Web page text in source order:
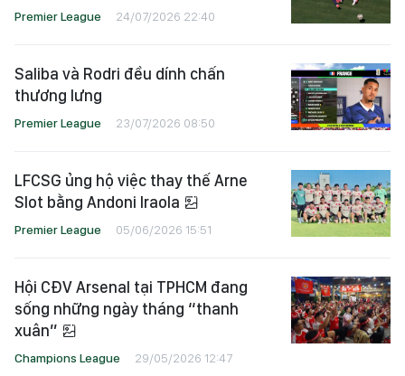
Premier League 24/07/2026 22:40
Saliba và Rodri đều dính chấn
thương lưng
Premier League 23/07/2026 08:50
LFCSG ủng hộ việc thay thế Arne
Slot bằng Andoni Iraola
Premier League 05/06/2026 15:51
Hội CĐV Arsenal tại TPHCM đang
sống những ngày tháng “thanh
xuân”
Champions League 29/05/2026 12:47